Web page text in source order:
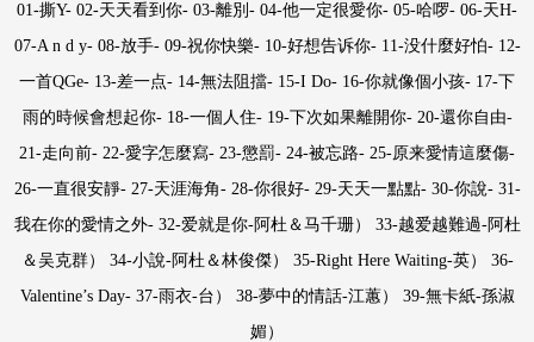
01-撕Y- 02-天天看到你- 03-離別- 04-他一定很愛你- 05-哈啰- 06-天H-
07-A n d y- 08-放手- 09-祝你快樂- 10-好想告诉你- 11-没什麼好怕- 12-
一首QGe- 13-差一点- 14-無法阻擋- 15-I Do- 16-你就像個小孩- 17-下
雨的時候會想起你- 18-一個人住- 19-下次如果離開你- 20-還你自由-
21-走向前- 22-愛字怎麼寫- 23-懲罰- 24-被忘路- 25-原来愛情這麼傷-
26-一直很安靜- 27-天涯海角- 28-你很好- 29-天天一點點- 30-你說- 31-
我在你的愛情之外- 32-爱就是你-阿杜＆马千珊） 33-越爱越難過-阿杜
＆吴克群） 34-小說-阿杜＆林俊傑） 35-Right Here Waiting-英） 36-
Valentine’s Day- 37-雨衣-台） 38-夢中的情話-江蕙） 39-無卡紙-孫淑
媚）